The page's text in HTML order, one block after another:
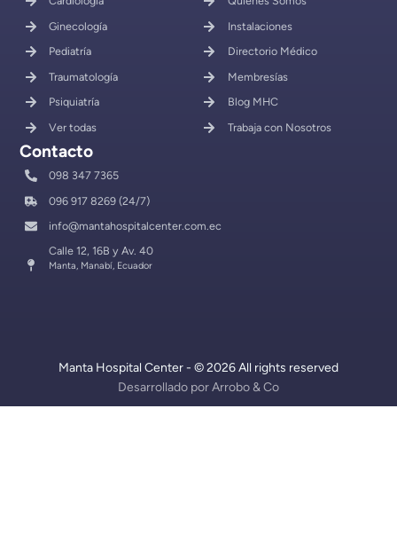
Ginecología
Pediatría
Traumatología
Psiquiatría
Ver todas
Instalaciones
Directorio Médico
Membresías
Blog MHC
Trabaja con Nosotros
Contacto
098 347 7365
096 917 8269 (24/7)
info@mantahospitalcenter.com.ec
Calle 12, 16B y Av. 40
Manta, Manabí, Ecuador
Manta Hospital Center - © 2026 All rights reserved
Desarrollado porArrobo & Co